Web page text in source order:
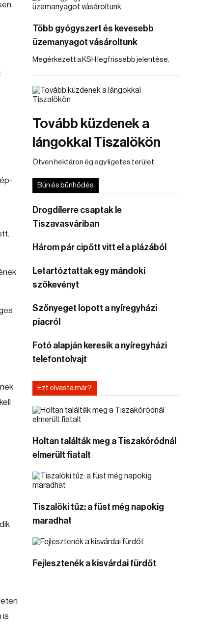
is
Több gyógyszert és kevesebb
üzemanyagot vásároltunk
Megérkezett a KSH legfrissebb jelentése.
Tovább küzdenek a
lángokkal Tiszalökön
Ötven hektáron ég egy ligetes terület.
Bűn és bűnhődés
Drogdílerre csaptak le
Tiszavasváriban
Három pár cipőtt vitt el a plázából
Letartóztattak egy mándoki
szökevényt
Szőnyeget lopott a nyíregyházi
piacról
Fotó alapján keresik a nyíregyházi
telefontolvajt
Ezt olvasta már?
Holtan találták meg a Tiszakóródnál
elmerült fiatalt
Tiszalöki tűz: a füst még napokig
maradhat
Fejlesztenék a kisvárdai fürdőt